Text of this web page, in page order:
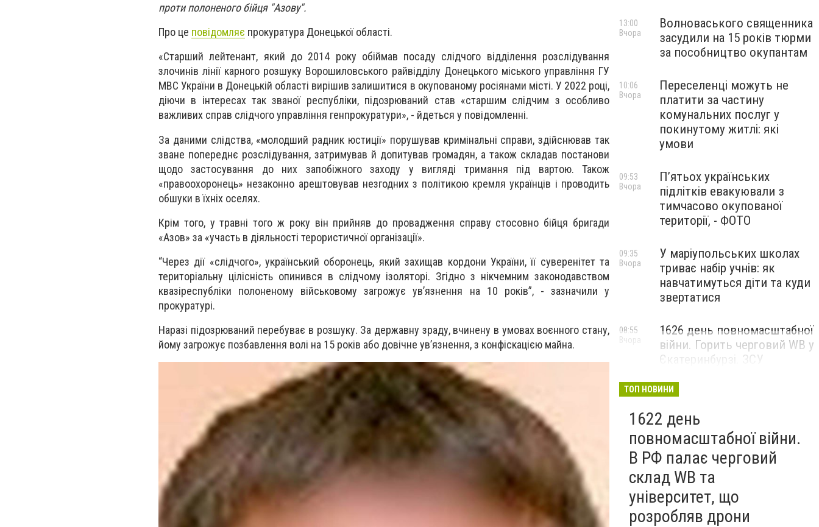
проти полоненого бійця "Азову".
Про це повідомляє прокуратура Донецької області.
«Старший лейтенант, який до 2014 року обіймав посаду слідчого відділення розслідування
злочинів лінії карного розшуку Ворошиловського райвідділу Донецького міського управління ГУ
МВС України в Донецькій області вирішив залишитися в окупованому росіянами місті. У 2022 році,
діючи в інтересах так званої республіки, підозрюваний став «старшим слідчим з особливо
важливих справ слідчого управління генпрокуратури», - йдеться у повідомленні.
За даними слідства, «молодший радник юстиції» порушував кримінальні справи, здійснював так
зване попереднє розслідування, затримував й допитував громадян, а також складав постанови
щодо застосування до них запобіжного заходу у вигляді тримання під вартою. Також
«правоохоронець» незаконно арештовував незгодних з політикою кремля українців і проводить
обшуки в їхніх оселях.
Крім того, у травні того ж року він прийняв до провадження справу стосовно бійця бригади
«Азов» за «участь в діяльності терористичної організації».
“Через дії «слідчого», український оборонець, який захищав кордони України, її суверенітет та
територіальну цілісність опинився в слідчому ізоляторі. Згідно з нікчемним законодавством
квазіреспубліки полоненому військовому загрожує ув’язнення на 10 років”, - зазначили у
прокуратурі.
Наразі підозрюваний перебуває в розшуку. За державну зраду, вчинену в умовах воєнного стану,
йому загрожує позбавлення волі на 15 років або довічне ув’язнення, з конфіскацією майна.
Волноваського священника
засудили на 15 років тюрми
за пособництво окупантам
13:00
Вчора
Переселенці можуть не
платити за частину
комунальних послуг у
покинутому житлі: які
умови
10:06
Вчора
П’ятьох українських
підлітків евакуювали з
тимчасово окупованої
території, - ФОТО
09:53
Вчора
У маріупольських школах
триває набір учнів: як
навчатимуться діти та куди
звертатися
09:35
Вчора
1626 день повномасштабної
війни. Горить черговий WB у
Єкатеринбурзі. ЗСУ
Маріуполі
08:55
Вчора
ТОП НОВИНИ
1622 день
повномасштабної війни.
В РФ палає черговий
склад WB та
університет, що
розробляв дрони